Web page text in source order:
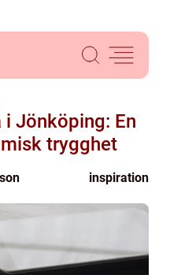
Jönköping: En
trygghet
inspiration